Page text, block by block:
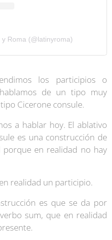
Roma (@latinyroma)
los participios o
de un tipo muy
Cicerone consule.
a hablar hoy. El ablativo
es una construcción de
en realidad no hay
realidad un participio.
es que se da por
sum, que en realidad